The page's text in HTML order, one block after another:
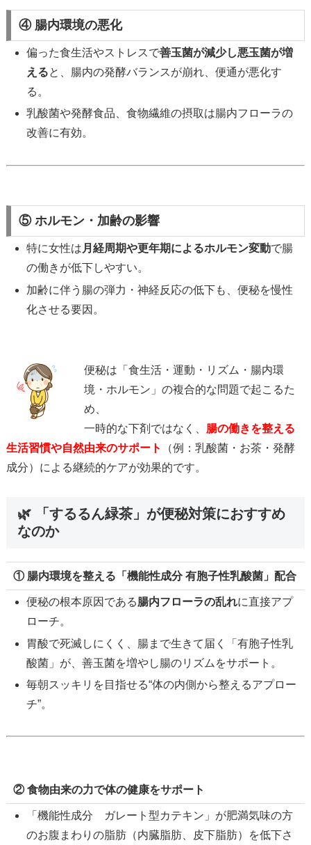
④ 腸内環境の悪化
偏った食生活やストレスで善玉菌が減少し悪玉菌が増
えると、腸内の発酵バランスが崩れ、便通が悪化す
る。
乳酸菌や発酵食品、食物繊維の摂取は腸内フローラの
改善に有効。
⑤ ホルモン・加齢の影響
特に女性は月経周期や更年期によるホルモン変動で腸
の働きが低下しやすい。
加齢に伴う腸の弾力・神経反応の低下も、便秘を慢性
化させる要因。
便秘は「食生活・運動・リズム・腸内環
境・ホルモン」の複合的な問題で起こるた
め、
一時的な下剤ではなく、 腸の働きを整える
生活習慣や自然由来のサポート
（例：乳酸菌・お茶・発酵
成分）による継続的ケアが効果的です。
🌿 「するるん緑茶」が便秘対策におすすめ
なのか
① 腸内環境を整える「機能性成分 有胞子性乳酸菌」配合
便秘の根本原因である腸内フローラの乱れに直接アプ
ローチ。
胃酸で死滅しにくく、腸まで生きて届く「有胞子性乳
酸菌」が、善玉菌を増やし腸のリズムをサポート。
毎朝スッキリを目指せる“体の内側から整えるアプロー
チ”。
② 食物由来の力で体の健康をサポート
「機能性成分 ガレート型カテキン」が肥満気味の方
のお腹まわりの脂肪（内臓脂肪、皮下脂肪）を低下さ